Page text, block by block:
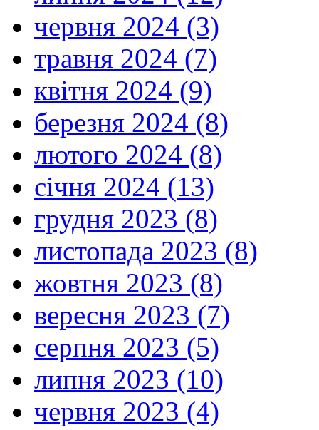
червня 2024 (3)
травня 2024 (7)
квітня 2024 (9)
березня 2024 (8)
лютого 2024 (8)
січня 2024 (13)
грудня 2023 (8)
листопада 2023 (8)
жовтня 2023 (8)
вересня 2023 (7)
серпня 2023 (5)
липня 2023 (10)
червня 2023 (4)